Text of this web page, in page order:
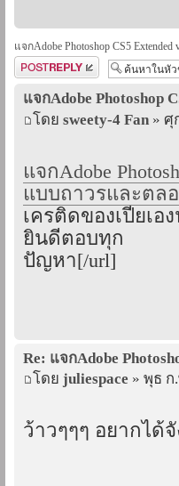
แจกAdobe Photoshop CS5
ตอบกระทู้
แจกAdobe Photoshop
โดย sweety-4 Fan » ศุ
แจกAdobe
แบบถาวรและตล
เครติดของเปียเ
ยินดีตอบทุก
ปัญหา[/url]
Re: แจกAdobe
โดย juliespace » พุธ ก
ว้าวๆๆๆ อยากได้